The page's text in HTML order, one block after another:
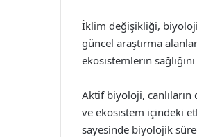
İklim değişikliği,
güncel araştırma
ekosistemlerin
Aktif biyoloji, canlıların
ve ekosistem içindeki
sayesinde biyolojik